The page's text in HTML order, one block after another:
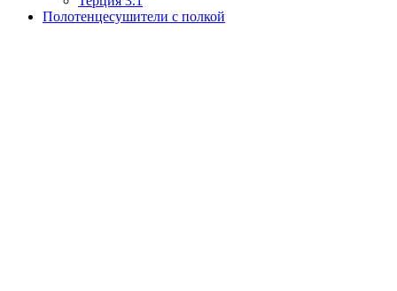
Полотенцесушители с полкой